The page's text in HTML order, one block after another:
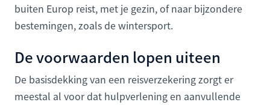
buiten Europ reist, met je gezin, of naar bijzondere
bestemingen, zoals de wintersport.
De voorwaarden lopen uiteen
De basisdekking van een reisverzekering zorgt er
meestal al voor dat hulpverlening en aanvullende